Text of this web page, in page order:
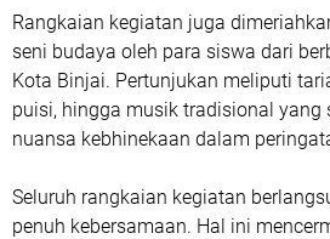
Rangkaian kegiatan juga
seni budaya oleh para siswa dari
Kota Binjai. Pertunjukan meliputi
puisi, hingga musik tradisional yang
nuansa kebhinekaan dalam
Seluruh rangkaian kegiatan
penuh kebersamaan. Hal ini